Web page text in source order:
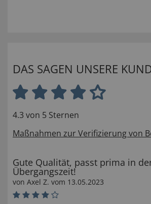
DAS SAGEN UNSERE
4.3 von 5 Sternen
Maßnahmen zur Verifizierung von
Gute Qualität, passt prima in
Übergangszeit!
von Axel Z. vom 13.05.2023